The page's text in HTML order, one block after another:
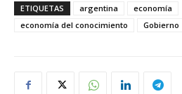
ETIQUETAS argentina
economía
economía del conocimiento
Gobierno